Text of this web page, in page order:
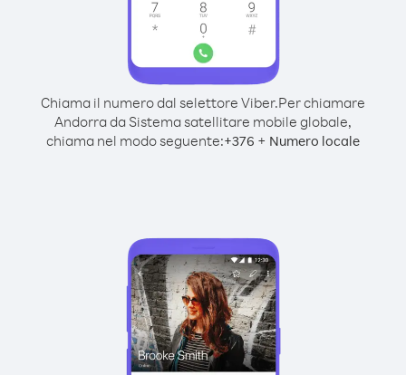
Chiama il numero dal selettore Viber.Per chiamare
Andorra da Sistema satellitare mobile globale,
chiama nel modo seguente:+376 + Numero locale